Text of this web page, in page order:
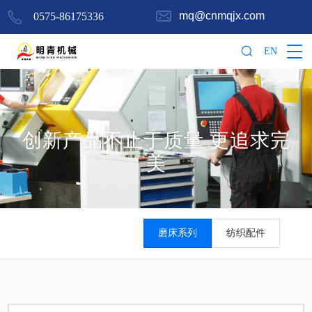
0575-86175336 mq@cnmqjx.com
EN
创新产品不止于质量 更追求完
美
磨床系列 纺织配件